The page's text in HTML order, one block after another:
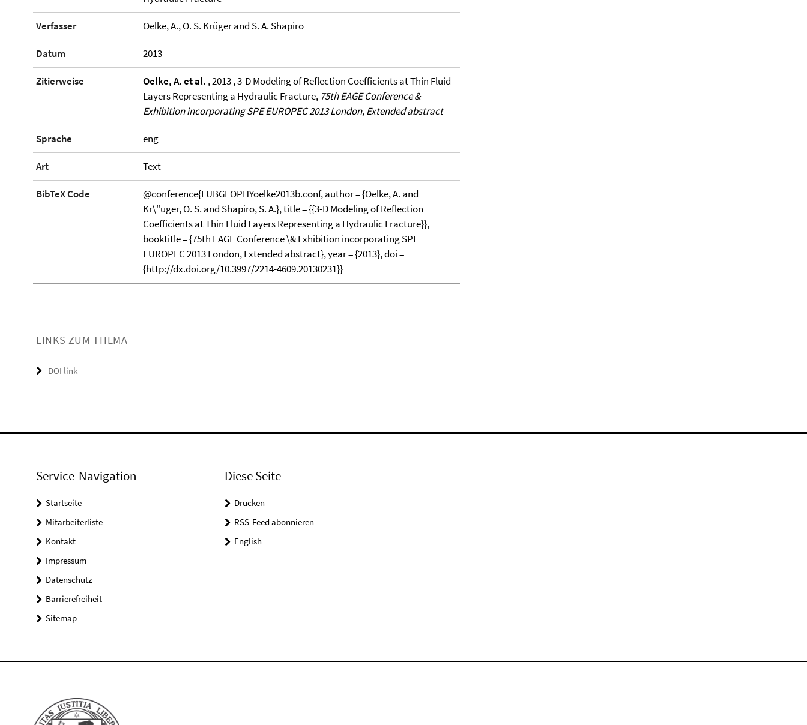
Verfasser Oelke, A., O. S. Krüger and S. A. Shapiro
Datum 2013
Zitierweise Oelke, A. et al. , 2013 , 3-D Modeling of Reflection Coefficients at Thin Fluid
Layers Representing a Hydraulic Fracture, 75th EAGE Conference &
Exhibition incorporating SPE EUROPEC 2013 London, Extended abstract
Sprache eng
Art Text
BibTeX Code
@conference{FUBGEOPHYoelke2013b.conf, author = {Oelke, A. and
Kr\"uger, O. S. and Shapiro, S. A.}, title = {{3-D Modeling of Reflection
Coefficients at Thin Fluid Layers Representing a Hydraulic Fracture}},
booktitle = {75th EAGE Conference \& Exhibition incorporating SPE
EUROPEC 2013 London, Extended abstract}, year = {2013}, doi =
{http://dx.doi.org/10.3997/2214-4609.20130231}}
LINKS ZUM THEMA
DOI link
Service-Navigation
Startseite
Mitarbeiterliste
Kontakt
Impressum
Datenschutz
Barrierefreiheit
Sitemap
Diese Seite
Drucken
RSS-Feed abonnieren
English